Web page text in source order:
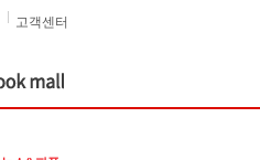
고객센터